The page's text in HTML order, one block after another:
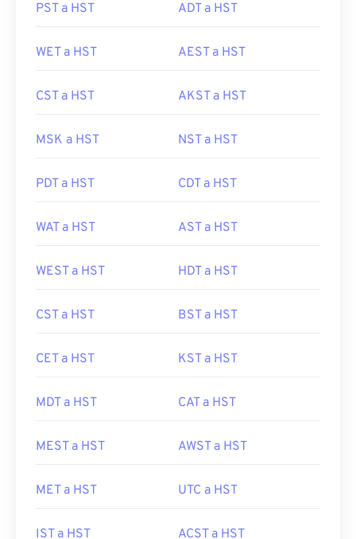
PST a HST ADT a HST
WET a HST AEST a HST
CST a HST AKST a HST
MSK a HST NST a HST
PDT a HST CDT a HST
WAT a HST AST a HST
WEST a HST HDT a HST
CST a HST BST a HST
CET a HST KST a HST
MDT a HST CAT a HST
MEST a HST AWST a HST
MET a HST UTC a HST
IST a HST ACST a HST